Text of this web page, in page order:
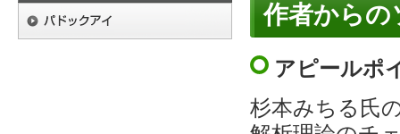
作者からの
アピールポ
杉本みちる氏